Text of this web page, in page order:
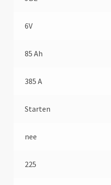
6V
85 Ah
385 A
Starten
nee
225